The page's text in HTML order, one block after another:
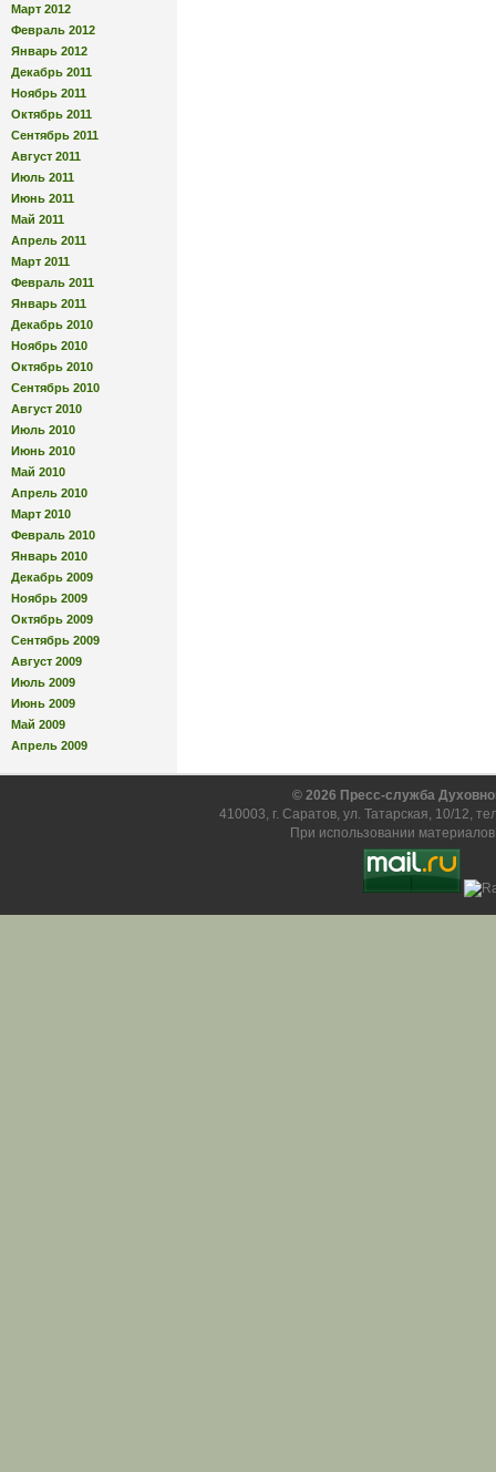
Март 2012
Февраль 2012
Январь 2012
Декабрь 2011
Ноябрь 2011
Октябрь 2011
Сентябрь 2011
Август 2011
Июль 2011
Июнь 2011
Май 2011
Апрель 2011
Март 2011
Февраль 2011
Январь 2011
Декабрь 2010
Ноябрь 2010
Октябрь 2010
Сентябрь 2010
Август 2010
Июль 2010
Июнь 2010
Май 2010
Апрель 2010
Март 2010
Февраль 2010
Январь 2010
Декабрь 2009
Ноябрь 2009
Октябрь 2009
Сентябрь 2009
Август 2009
Июль 2009
Июнь 2009
Май 2009
Апрель 2009
© 2026 Пресс-служба
410003, г. Саратов, ул. Татарская, 10/12,
При использовании